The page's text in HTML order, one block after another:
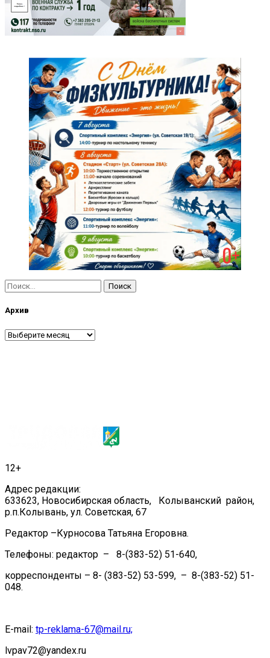
Найти:
Архив
Архив
12+
Адрес редакции:
633623, Новосибирская область, Колыванский район,
р.п.Колывань, ул. Советская, 67
Редактор –Курносова Татьяна Егоровна.
Телефоны: редактор – 8-(383-52) 51-640,
корреспонденты – 8- (383-52) 53-599, – 8-(383-52) 51-
048.
E-mail: tp-reklama-67@mail.ru;
lvpav72@yandex.ru